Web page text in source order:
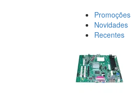
Promoções
Novidades
Recentes